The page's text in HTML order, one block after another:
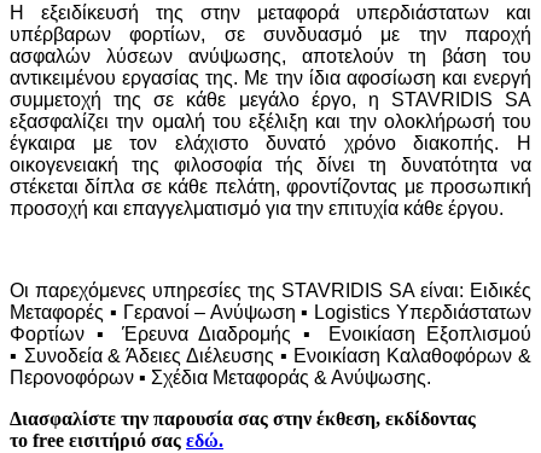
Η εξειδίκευσή της στην μεταφορά υπερδιάστατων και
υπέρβαρων φορτίων, σε συνδυασμό με την παροχή
ασφαλών λύσεων ανύψωσης, αποτελούν τη βάση του
αντικειμένου εργασίας της. Με την ίδια αφοσίωση και ενεργή
συμμετοχή της σε κάθε μεγάλο έργο, η STAVRIDIS SA
εξασφαλίζει την ομαλή του εξέλιξη και την ολοκλήρωσή του
έγκαιρα με τον ελάχιστο δυνατό χρόνο διακοπής.
Η
οικογενειακή της φιλοσοφία τής δίνει τη δυνατότητα να
στέκεται δίπλα σε κάθε πελάτη, φροντίζοντας με προσωπική
προσοχή και επαγγελματισμό για την επιτυχία κάθε έργου.
Οι παρεχόμενες υπηρεσίες της STAVRIDIS SA είναι: Ειδικές
Μεταφορές ▪ Γερανοί – Ανύψωση ▪ Logistics Υπερδιάστατων
Φορτίων ▪ Έρευνα Διαδρομής ▪
Ενοικίαση Εξοπλισμού
▪ Συνοδεία & Άδειες Διέλευσης ▪ Ενοικίαση Καλαθοφόρων &
Περονοφόρων ▪ Σχέδια Μεταφοράς & Ανύψωσης.
Διασφαλίστε την παρουσία σας στην έκθεση, εκδίδοντας
το free εισιτήριό σας εδώ.